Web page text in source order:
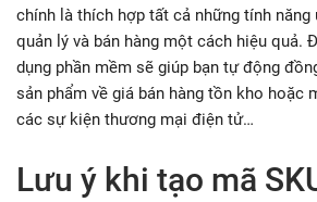
chính là thích hợp tất cả những tính năng
quản lý và bán hàng một cách hiệu quả.
dụng phần mềm sẽ giúp bạn tự động
sản phẩm về giá bán hàng tồn kho hoặc
các sự kiện thương mại điện tử…
Lưu ý khi tạo mã